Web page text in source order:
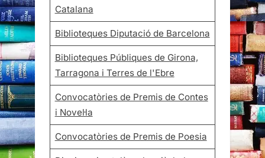
Catalana
Biblioteques Diputació de Barcelona
Biblioteques Públiques de Girona,
Tarragona i Terres de l'Ebre
Convocatòries de Premis de Contes
i Novel·la
Convocatòries de Premis de Poesia